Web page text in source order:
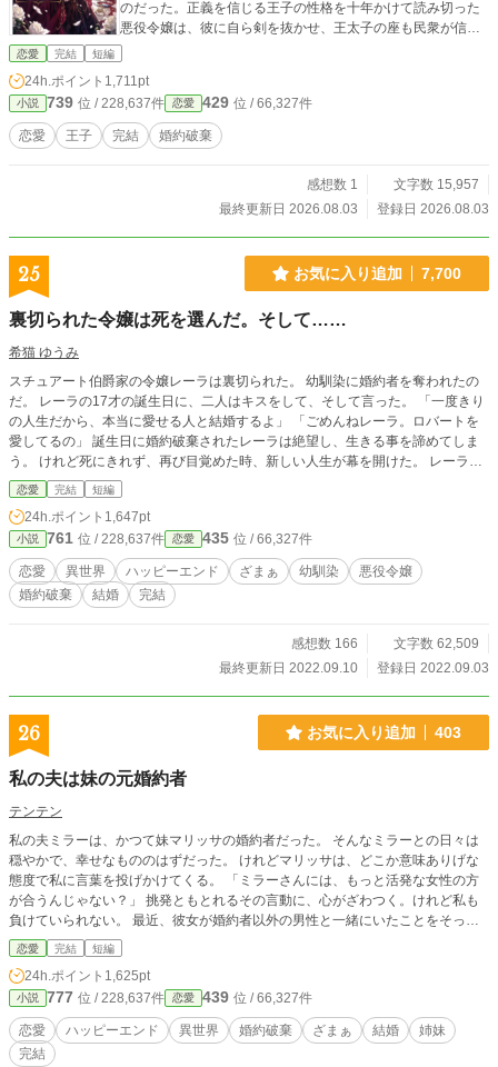
のだった。正義を信じる王子の性格を十年かけて読み切った
悪役令嬢は、彼に自ら剣を抜かせ、王太子の座も民衆が信じ
る物語も奪っていく。処刑前夜、セレスティアが明かす真の
台を自らの戴冠式へ変えた物語。
恋愛 完結 短編
24h.ポイント 1,711pt
小説 739 位 / 228,637件 恋愛 429 位 / 66,327件
恋愛 王子 完結 婚約破棄
感想数 1
文字数 15,957
最終更新日 2026.08.03
登録日 2026.08.03
25 お気に入り追加 7,700
裏切られた令嬢は死を選んだ。そして……
希猫 ゆうみ
スチュアート伯爵家の令嬢レーラは裏切られた。 幼馴染に婚約者を奪われたの
だ。 レーラの17才の誕生日に、二人はキスをして、そして言った。 「一度きり
の人生だから、本当に愛せる人と結婚するよ」 「ごめんねレーラ。ロバートを
愛してるの」 誕生日に婚約破棄されたレーラは絶望し、生きる事を諦めてしま
う。 けれど死にきれず、再び目覚めた時、新しい人生が幕を開けた。 レーラに
許しを請い、縋る裏切り者たち。 心を鎖し生きて行かざるを得ないレーラの前
に、一人の求婚者が現れる。 強く気高く冷酷に。 裏切り者たちが落ちぶれてい
く様を眺めながら、レーラは愛と幸せを手に入れていく。 ☆完結しました。あ
りがとうございました！☆ （ホットランキング８位ありがとうございます！(９/
１０、1９:30現在)） （ホットランキング１位～９位～２位ありがとうございま
す！(９/６～９)） （ホットランキング１位！？ありがとうございます！！(９/
５、13:20現在)） （ホットランキング９位ありがとうございます！(９/４、18:3
恋愛 完結 短編
24h.ポイント 1,647pt
小説 761 位 / 228,637件 恋愛 435 位 / 66,327件
恋愛 異世界 ハッピーエンド ざまぁ 幼馴染
悪役令嬢
婚約破棄
結婚 完結
感想数 166
文字数 62,509
最終更新日 2022.09.10
登録日 2022.09.03
26 お気に入り追加 403
私の夫は妹の元婚約者
テンテン
私の夫ミラーは、かつて妹マリッサの婚約者だった。 そんなミラーとの日々は
穏やかで、幸せなもののはずだった。 けれどマリッサは、どこか意味ありげな
態度で私に言葉を投げかけてくる。 「ミラーさんには、もっと活発な女性の方
が合うんじゃない？」 挑発ともとれるその言動に、心がざわつく。けれど私も
負けていられない。 最近、彼女が婚約者以外の男性と一緒にいたことをそっと
伝えると、マリッサは少しだけ表情を揺らした。 それでもお互い、最後には笑
顔を見せ合った。 まるで何もなかったかのように。
恋愛 完結 短編
24h.ポイント 1,625pt
小説 777 位 / 228,637件 恋愛 439 位 / 66,327件
恋愛 ハッピーエンド 異世界 婚約破棄 ざまぁ 結婚
姉妹
完結